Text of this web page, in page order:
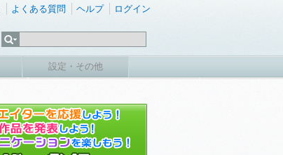
よくある質問 ヘルプ ログイン
設定・その他